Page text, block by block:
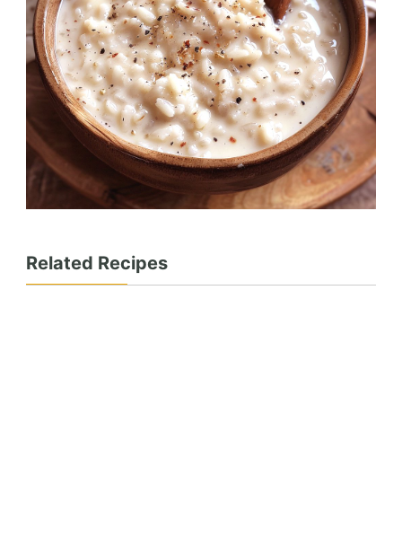
Related Recipes